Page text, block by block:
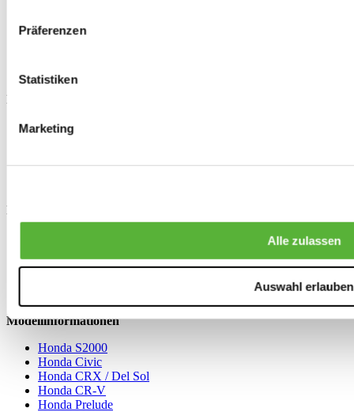
Präferenzen
Statistiken
Marketing
Alle zulassen
Auswahl erlauben
Lieferung/abholen
Häufig gestellte Fragen (FAQ)
Nutzungsbedingungen
Allgemeine Geschäftsbedingungen
Rückgabe
Nützliche Links
Getriebe rechner
Modellinformationen
Honda S2000
Honda Civic
Honda CRX / Del Sol
Honda CR-V
Honda Prelude